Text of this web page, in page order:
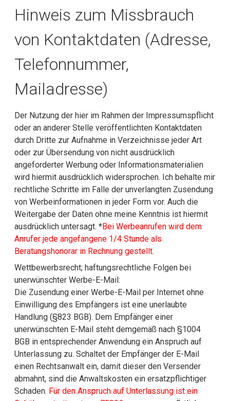
Hinweis zum Missbrauch
von Kontaktdaten (Adresse,
Telefonnummer,
Mailadresse)
Der Nutzung der hier im Rahmen der Impressumspflicht
oder an anderer Stelle veröffentlichten Kontaktdaten
durch Dritte zur Aufnahme in Verzeichnisse jeder Art
oder zur Übersendung von nicht ausdrücklich
angeforderter Werbung oder Informationsmaterialien
wird hiermit ausdrücklich widersprochen. Ich behalte mir
rechtliche Schritte im Falle der unverlangten Zusendung
von Werbeinformationen in jeder Form vor. Auch die
Weitergabe der Daten ohne meine Kenntnis ist hiermit
ausdrücklich untersagt. *Bei Werbeanrufen wird dem
Anrufer jede angefangene 1/4 Stunde als
Beratungshonorar in Rechnung gestellt.
Wettbewerbsrecht; haftungsrechtliche Folgen bei
unerwünschter Werbe-E-Mail:
Die Zusendung einer Werbe-E-Mail per Internet ohne
Einwilligung des Empfängers ist eine unerlaubte
Handlung (§823 BGB). Dem Empfänger einer
unerwünschten E-Mail steht demgemäß nach §1004
BGB in entsprechender Anwendung ein Anspruch auf
Unterlassung zu. Schaltet der Empfänger der E-Mail
einen Rechtsanwalt ein, damit dieser den Versender
abmahnt, sind die Anwaltskosten ein ersatzpflichtiger
Schaden. Für den Anspruch auf Unterlassung ist ein